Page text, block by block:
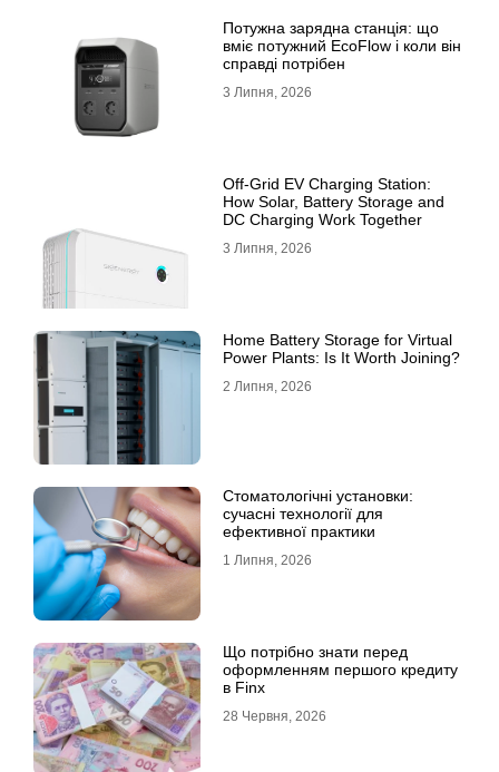
Потужна зарядна станція: що
вміє потужний EcoFlow і коли він
справді потрібен
3 Липня, 2026
Off-Grid EV Charging Station:
How Solar, Battery Storage and
DC Charging Work Together
3 Липня, 2026
Home Battery Storage for Virtual
Power Plants: Is It Worth Joining?
2 Липня, 2026
Стоматологічні установки:
сучасні технології для
ефективної практики
1 Липня, 2026
Що потрібно знати перед
оформленням першого кредиту
в Finx
28 Червня, 2026